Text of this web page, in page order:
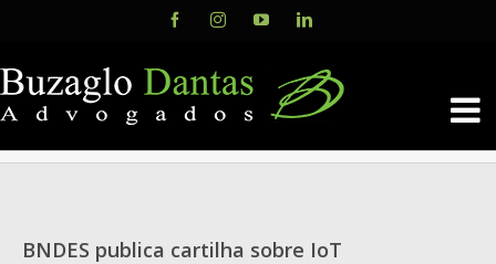
content
FacebookInstagramYouTubeLinkedIn
BNDES publica cartilha sobre IoT